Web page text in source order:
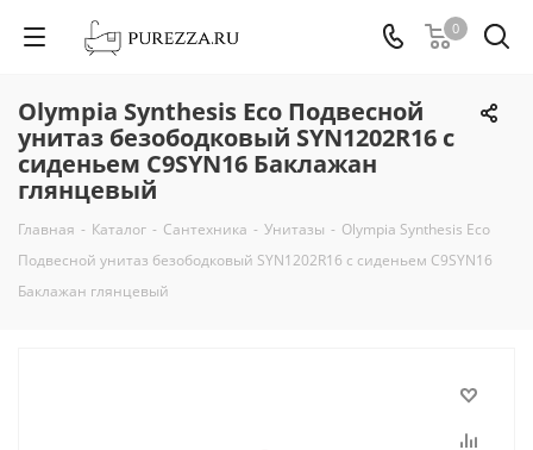
0
Olympia Synthesis Eco Подвесной
унитаз безободковый SYN1202R16 с
сиденьем C9SYN16 Баклажан
глянцевый
Главная - Каталог - Сантехника - Унитазы - Olympia Synthesis Eco
Подвесной унитаз безободковый SYN1202R16 с сиденьем C9SYN16
Баклажан глянцевый